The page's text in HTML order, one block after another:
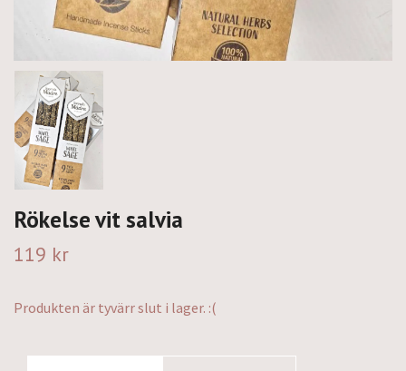
Rökelse vit salvia
119 kr
Produkten är tyvärr slut i lager. :(